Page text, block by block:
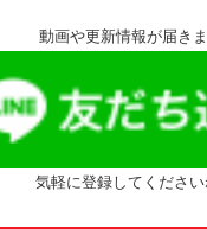
動画や更新情報が届き
気軽に登録してください